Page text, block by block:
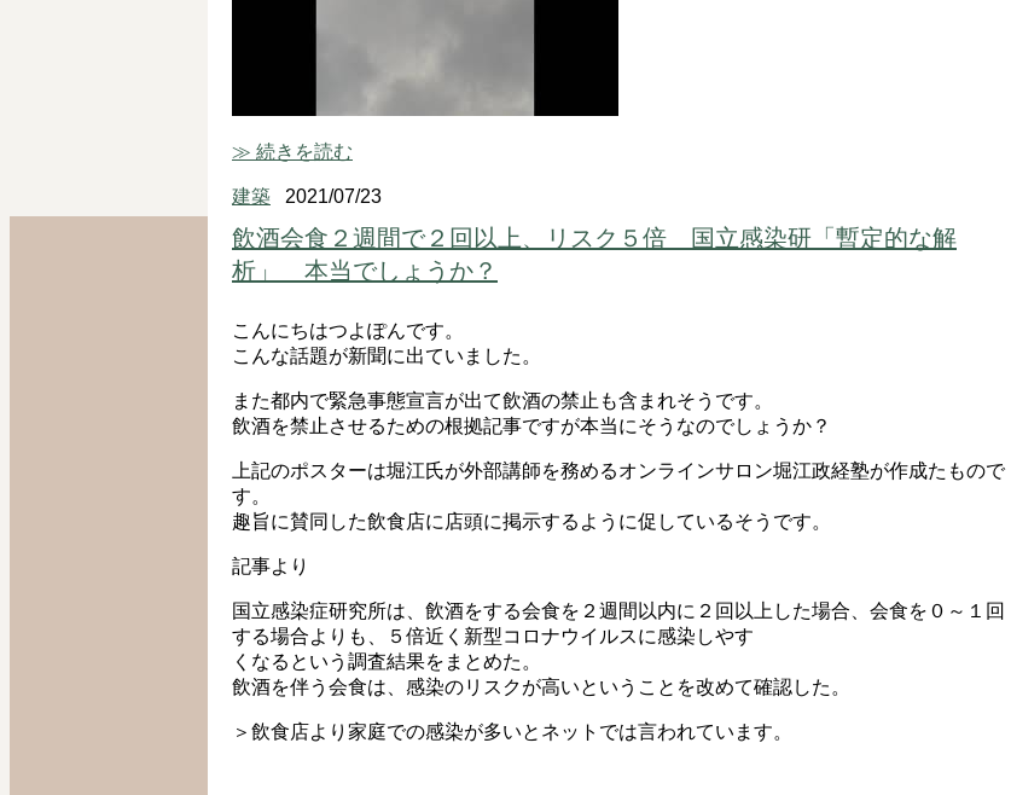
≫ 続きを読む
建築 2021/07/23
飲酒会食２週間で２回以上、リスク５倍 国立感染研「暫定的な解
析」 本当でしょうか？
こんにちはつよぽんです。
こんな話題が新聞に出ていました。
また都内で緊急事態宣言が出て飲酒の禁止も含まれそうです。
飲酒を禁止させるための根拠記事ですが本当にそうなのでしょうか？
上記のポスターは堀江氏が外部講師を務めるオンラインサロン堀江政経塾が作成たもので
す。
趣旨に賛同した飲食店に店頭に掲示するように促しているそうです。
記事より
国立感染症研究所は、飲酒をする会食を２週間以内に２回以上した場合、会食を０～１回
する場合よりも、５倍近く新型コロナウイルスに感染しやす
くなるという調査結果をまとめた。
飲酒を伴う会食は、感染のリスクが高いということを改めて確認した。
＞飲食店より家庭での感染が多いとネットでは言われています。